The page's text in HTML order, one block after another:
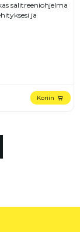
salitreeniohjelma
ja
Koriin